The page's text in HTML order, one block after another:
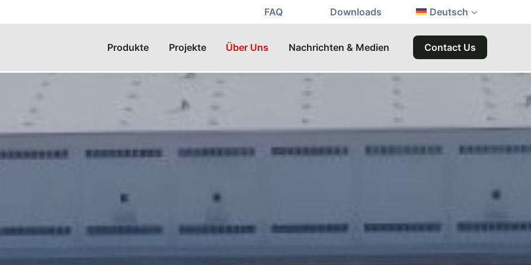
FAQ Downloads Deutsch
Produkte Projekte Über Uns Nachrichten & Medien Contact Us